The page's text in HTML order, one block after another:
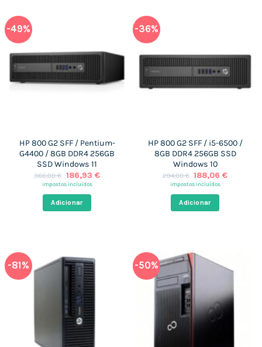
-49%
HP 800 G2 SFF / Pentium-
G4400 / 8GB DDR4 256GB
SSD Windows 11
366,00€ O
preço
era:
366,00 €.
186,93 €O
impostos incluídos
Adicionar
-36%
HP 800 G2 SFF / i5-6500 /
8GB DDR4 256GB SSD
Windows 10
294,00€ O
preço
era:
294,00 €.
188,06€O
impostos incluídos
Adicionar
-81% -50%